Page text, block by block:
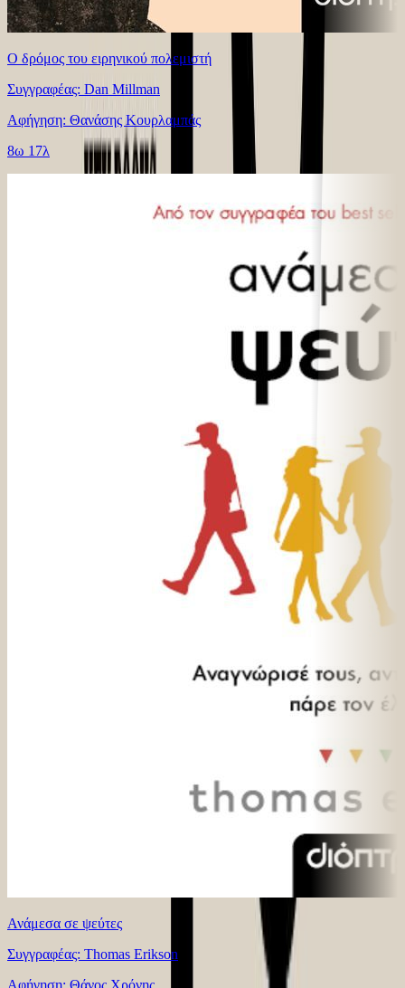
Ο δρόμος του ειρηνικού πολεμιστή
Συγγραφέας: Dan Millman
Αφήγηση: Θανάσης Κουρλαμπάς
8ω 17λ
Ανάμεσα σε ψεύτες
Συγγραφέας: Thomas Erikson
Αφήγηση: Θάνος Χρόνης